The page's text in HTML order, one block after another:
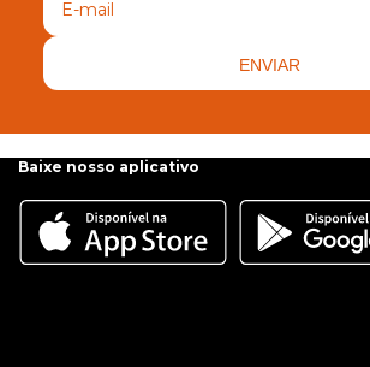
ENVIAR
Baixe nosso aplicativo